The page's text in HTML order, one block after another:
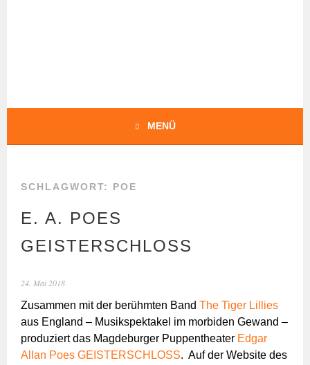
MENÜ
SCHLAGWORT: POE
E. A. POES
GEISTERSCHLOSS
24. Mai 2018
Zusammen mit der berühmten BandThe Tiger Lillies
aus England – Musikspektakel im morbiden Gewand –
produziert das Magdeburger Puppentheater Edgar
Allan Poes GEISTERSCHLOSS. Auf der Website des